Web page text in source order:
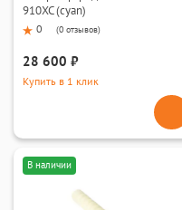
910XC (cyan)
0 (0 отзывов)
28 600 ₽
Купить в 1 клик
В наличии